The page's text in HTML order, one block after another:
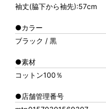
袖丈(脇下から袖先):57cm
●カラー
ブラック / 黒
●素材
コットン100％
●店舗管理番号